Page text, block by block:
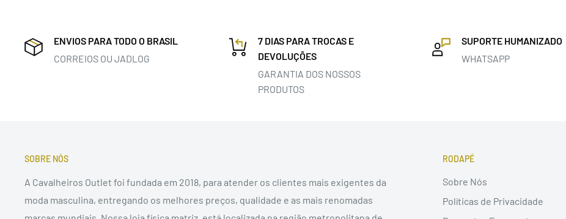
ENVIOS PARA TODO O BRASIL
CORREIOS OU JADLOG
7 DIAS PARA TROCAS E
DEVOLUÇÕES
GARANTIA DOS NOSSOS
PRODUTOS
SUPORTE HUMANIZADO
WHATSAPP
SOBRE NÓS
A Cavalheiros Outlet foi fundada em 2018, para atender os clientes mais exigentes da
moda masculina, entregando os melhores preços, qualidade e as mais renomadas
RODAPÉ
Sobre Nós
Políticas de Privacidade